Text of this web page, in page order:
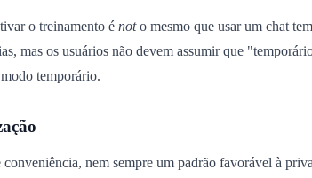
o treinamento é noto mesmo que usar um chat
mas os usuários não devem assumir que
temporário.
nem sempre um padrão favorável à